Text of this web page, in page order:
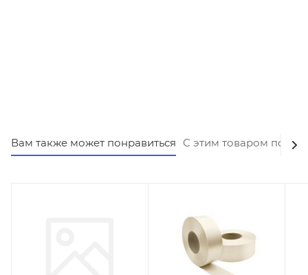
Вам также может понравиться С этим товаром